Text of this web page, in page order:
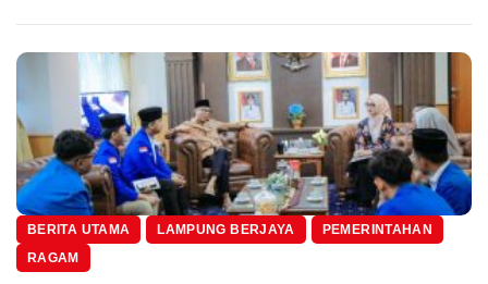
BERITA UTAMA LAMPUNG BERJAYA
PEMERINTAHAN
RAGAM